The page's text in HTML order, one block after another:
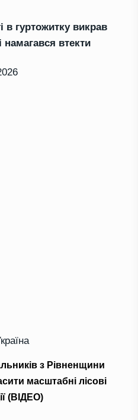
в гуртожитку викрав
намагався втекти
з Рівненщини
масштабні лісові
(ВІДЕО)